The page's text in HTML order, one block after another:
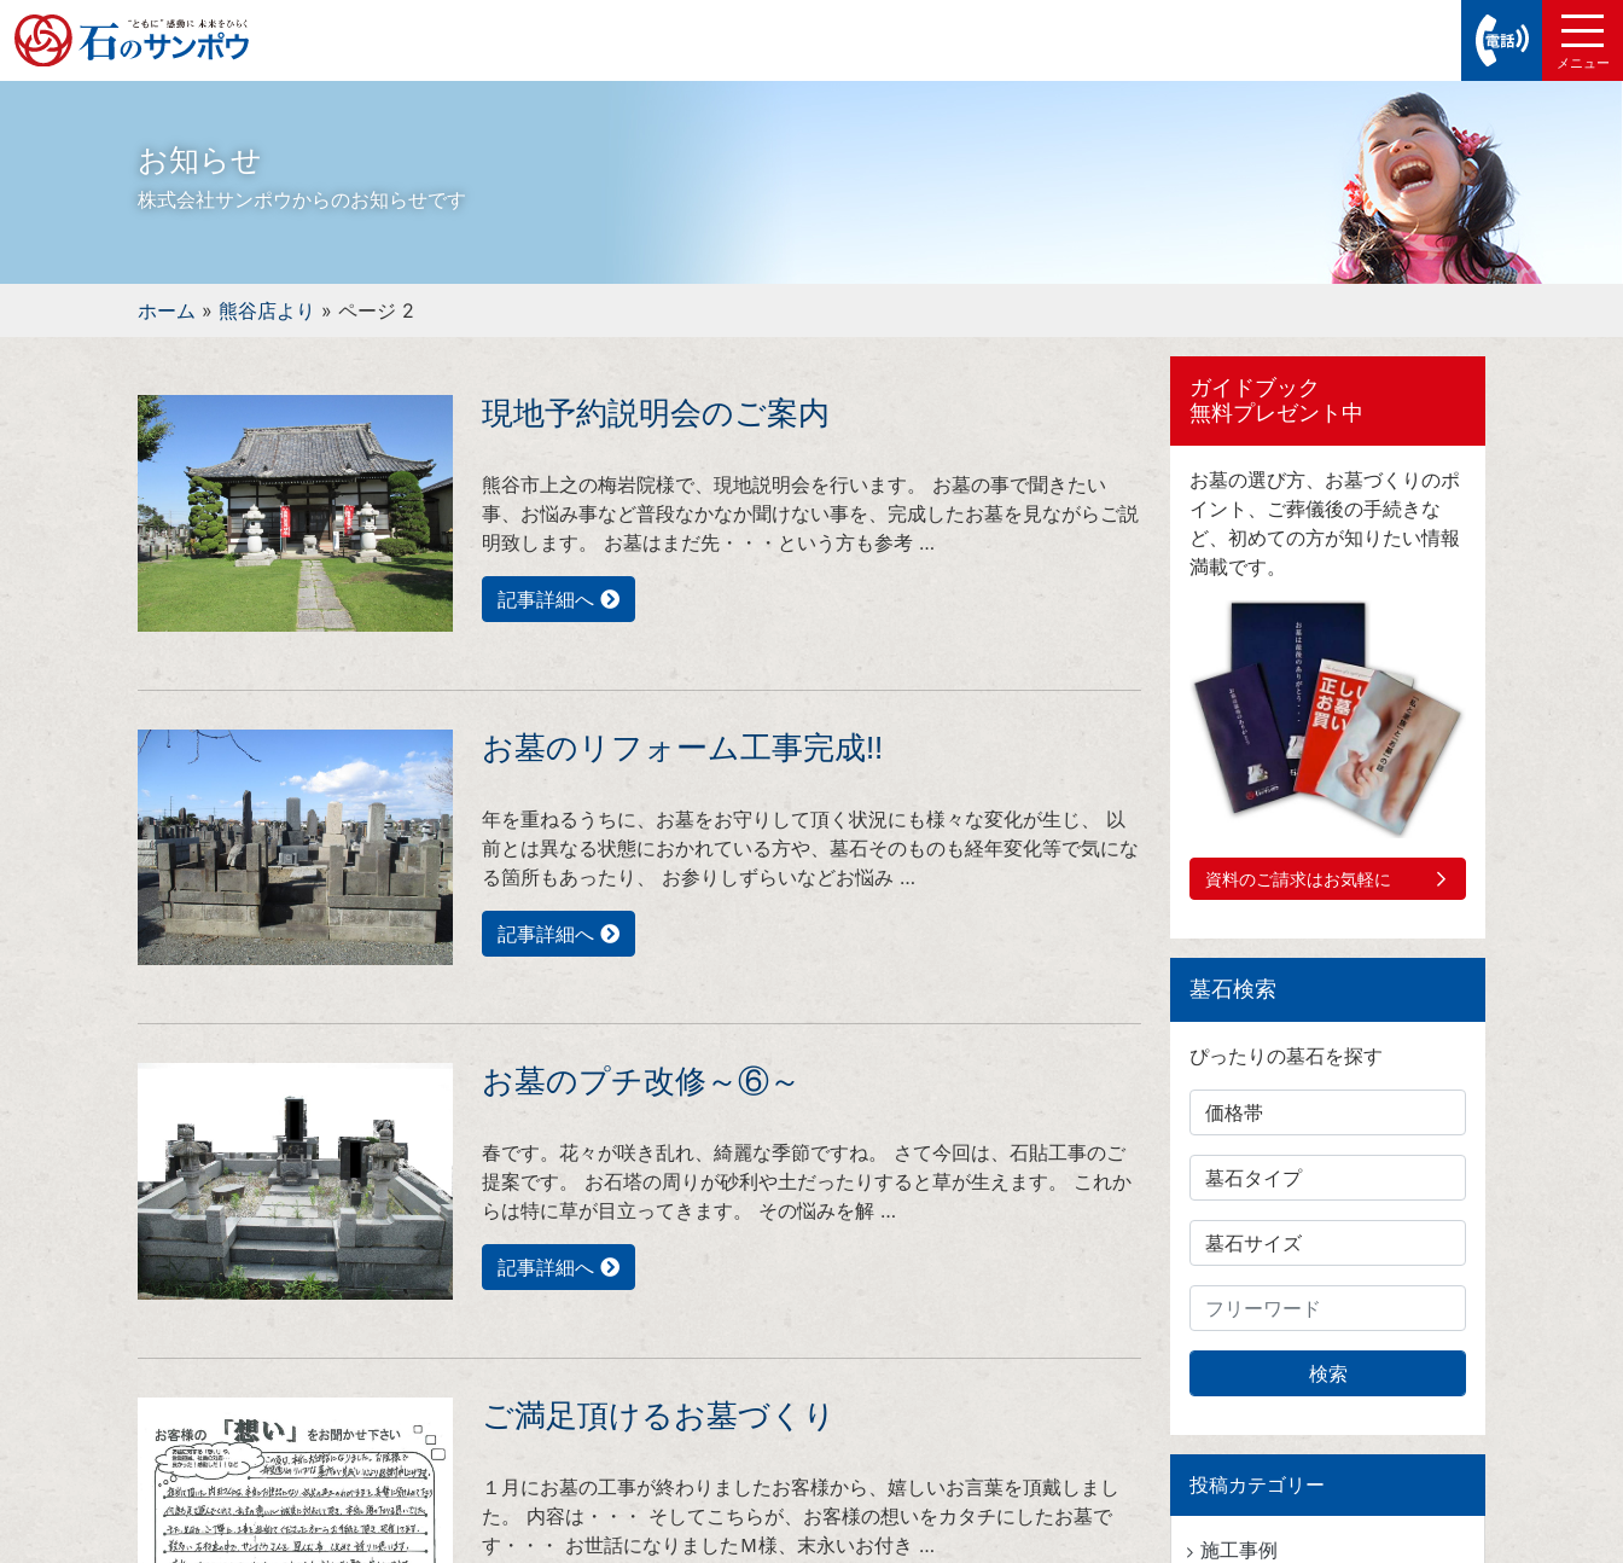
お知らせ
株式会社サンポウからのお知らせです
ホーム » 熊谷店より » ページ 2
現地予約説明会のご案内
熊谷市上之の梅岩院様で、現地説明会を行います。 お墓の事で聞きたい
事、お悩み事など普段なかなか聞けない事を、完成したお墓を見ながらご説
明致します。 お墓はまだ先・・・という方も参考 …
記事詳細へ
お墓のリフォーム工事完成!!
年を重ねるうちに、お墓をお守りして頂く状況にも様々な変化が生じ、 以
前とは異なる状態におかれている方や、墓石そのものも経年変化等で気にな
る箇所もあったり、 お参りしずらいなどお悩み …
記事詳細へ
お墓のプチ改修～⑥～
春です。花々が咲き乱れ、綺麗な季節ですね。 さて今回は、石貼工事のご
提案です。 お石塔の周りが砂利や土だったりすると草が生えます。 これか
らは特に草が目立ってきます。 その悩みを解 …
記事詳細へ
ご満足頂けるお墓づくり
１月にお墓の工事が終わりましたお客様から、嬉しいお言葉を頂戴しまし
た。 内容は・・・ そしてこちらが、お客様の想いをカタチにしたお墓で
す・・・ お世話になりましたＭ様、末永いお付き …
ガイドブック
無料プレゼント中
お墓の選び方、お墓づくりのポ
イント、ご葬儀後の手続きな
ど、初めての方が知りたい情報
満載です。
資料のご請求はお気軽に
墓石検索
ぴったりの墓石を探す
投稿カテゴリー
施工事例